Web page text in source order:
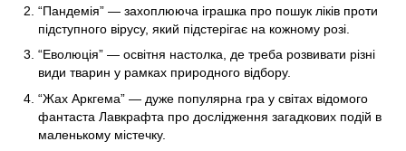
“Пандемія” — захоплююча іграшка про пошук ліків проти
підступного вірусу, який підстерігає на кожному розі.
“Еволюція” — освітня настолка, де треба розвивати різні
види тварин у рамках природного відбору.
“Жах Аркгема” — дуже популярна гра у світах відомого
фантаста Лавкрафта про дослідження загадкових подій в
маленькому містечку.